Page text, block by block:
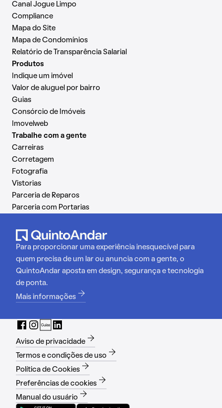
Canal Jogue Limpo
Compliance
Mapa do Site
Mapa de Condomínios
Relatório de Transparência Salarial
Produtos
Indique um imóvel
Valor de aluguel por bairro
Guias
Consórcio de Imóveis
Imovelweb
Trabalhe com a gente
Carreiras
Corretagem
Fotografia
Vistorias
Parceria de Reparos
Parceria com Portarias
Para proporcionar uma experiência inesquecível para
quem precisa de um lar ou anuncia com a gente, o
QuintoAndar aposta em design, segurança e tecnologia
de ponta.
Mais informações
Aviso de privacidade
Termos e condições de uso
Política de Cookies
Preferências de cookies
Manual do usuário